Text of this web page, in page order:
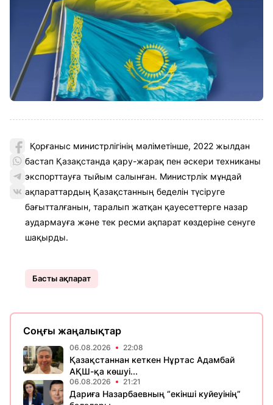
Қорғаныс министрлігінің мәліметінше, 2022 жылдан
бастап Қазақстанда қару-жарақ пен әскери техниканы
экспорттауға тыйым салынған. Министрлік мұндай
ақпараттардың Қазақстанның беделін түсіруге
бағытталғанын, таралып жатқан қауесеттерге назар
аудармауға және тек ресми ақпарат көздеріне сенуге
шақырды.
Басты ақпарат
Соңғы жаңалықтар
06.08.2026 22:08
Қазақстаннан кеткен Нұртас Адамбай
АҚШ-қа көшуі...
06.08.2026 21:21
Дариға Назарбаевның “екінші куйеуінің”